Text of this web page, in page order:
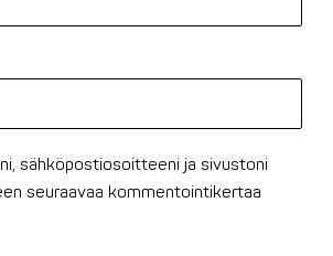
sähköpostiosoitteeni ja sivustoni
seuraavaa kommentointikertaa